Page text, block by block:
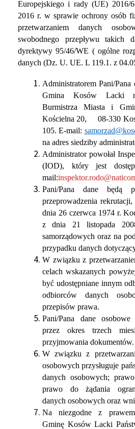
Europejskiego i rady (UE) 2016/
2016 r. w sprawie ochrony osób
przetwarzaniem danych
swobodnego przepływu takich
dyrektywy 95/46/WE ( ogólne
danych (Dz. U. UE. L 119.1. z
Administratorem Pani/
Gmina Kosów Lacki
Burmistrza Miasta i
Kościelna 20, 08-330
105. E-mail:
na adres siedziby
Administrator powołał
(IOD), który jest
mail:
Pani/Pana dane będą
przeprowadzenia
dnia 26 czerwca 1974 r.
z dnia 21 listopada
samorządowych oraz na
przypadku danych
W związku z
celach wskazanych
być udostępniane innym
odbiorców danych
przepisów prawa.
Pani/Pana dane osobowe
przez okres trzech
przyjmowania dokumentów.
W związku z
osobowych przysługuje
danych osobowych;
prawo do żądania
danych osobowych oraz
Na niezgodne z
Gminę Kosów Lacki